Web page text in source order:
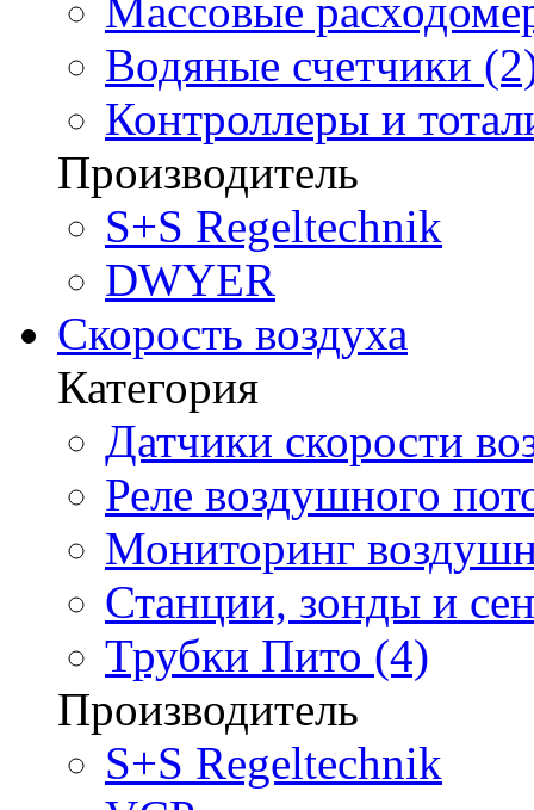
Массовые
Водяные счетчики
Контроллеры и
Производитель
S+S Regeltechnik
DWYER
Скорость воздуха
Категория
Датчики скорости
Реле воздушного
Мониторинг
Станции, зонды и
Трубки Пито (4)
Производитель
S+S Regeltechnik